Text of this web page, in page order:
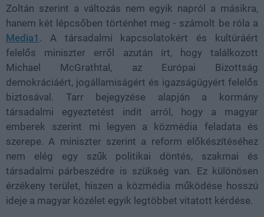
Zoltán szerint a változás nem egyik napról a másikra,
hanem két lépcsőben történhet meg - számolt be róla a
Media1 . A társadalmi kapcsolatokért és kultúráért
felelős miniszter erről azután írt, hogy találkozott
Michael McGrathtal, az Európai Bizottság
demokráciáért, jogállamiságért és igazságügyért felelős
biztosával. Tarr bejegyzése alapján a kormány
társadalmi egyeztetést indít arról, hogy a magyar
emberek szerint mi legyen a közmédia feladata és
szerepe. A miniszter szerint a reform előkészítéséhez
nem elég egy szűk politikai döntés, szakmai és
társadalmi párbeszédre is szükség van. Ez különösen
érzékeny terület, hiszen a közmédia működése hosszú
ideje a magyar közélet egyik legtöbbet vitatott kérdése.